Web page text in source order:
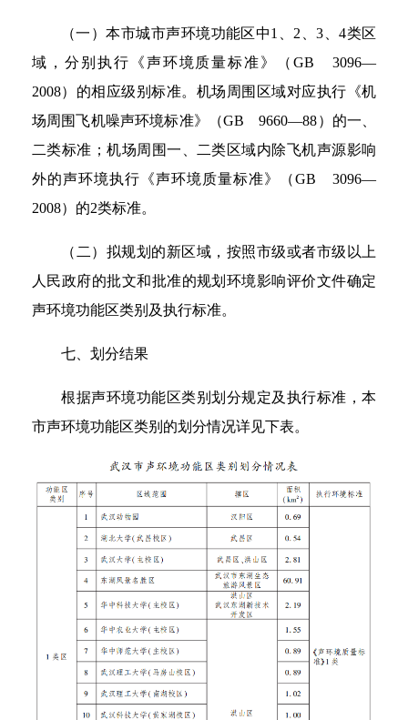
（一）本市城市声环境功能区中1、2、3、4类区
域，分别执行《声环境质量标准》（GB 3096—
2008）的相应级别标准。机场周围区域对应执行《机
场周围飞机噪声环境标准》（GB 9660—88）的一、
二类标准；机场周围一、二类区域内除飞机声源影响
外的声环境执行《声环境质量标准》（GB 3096—
2008）的2类标准。
（二）拟规划的新区域，按照市级或者市级以上
人民政府的批文和批准的规划环境影响评价文件确定
声环境功能区类别及执行标准。
七、划分结果
根据声环境功能区类别划分规定及执行标准，本
市声环境功能区类别的划分情况详见下表。